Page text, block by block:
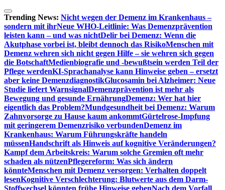
Zum
Inhalt
springen
Trending News: Nicht wegen der Demenz im Krankenhaus –
sondern mit ihrNeue WHO-Leitlinie: Was Demenzprävention
leisten kann – und was nichtDelir bei Demenz: Wenn die
Akutphase vorbei ist, bleibt dennoch das RisikoMenschen mit
Demenz wehren sich nicht gegen Hilfe – sie wehren sich gegen
die BotschaftMedienbiografie und -bewußtsein werden Teil der
Pflege werdenKI-Sprachanalyse kann Hinweise geben – ersetzt
aber keine DemenzdiagnostikGlucosamin bei Alzheimer: Neue
Studie liefert WarnsignalDemenzprävention ist mehr als
Bewegung und gesunde ErnährungDemenz: Wer hat hier
eigentlich das Problem?Mundgesundheit bei Demenz: Warum
Zahnvorsorge zu Hause kaum ankommtGürtelrose-Impfung
mit geringerem Demenzrisiko verbundenDemenz im
Krankenhaus: Warum Führungskräfte handeln
müssenHandschrift als Hinweis auf kognitive Veränderungen?
Kampf dem Arbeitskreis: Warum solche Gremien oft mehr
schaden als nützenPflegereform: Was sich ändern
könnteMenschen mit Demenz versorgen: Verhalten doppelt
lesenKognitive Verschlechterung: Blutwerte aus dem Darm-
Stoffwechsel könnten frühe Hinweise gebenNach dem Vorfall